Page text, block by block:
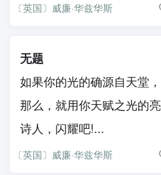
〔英国〕威廉·华兹华斯
无题
如果你的光的确源自天堂，
那么，就用你天赋之光的亮
诗人，闪耀吧!...
〔英国〕威廉·华兹华斯